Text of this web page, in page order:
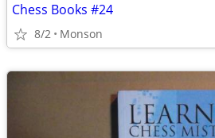
Chess Books #24
8/2 Monson